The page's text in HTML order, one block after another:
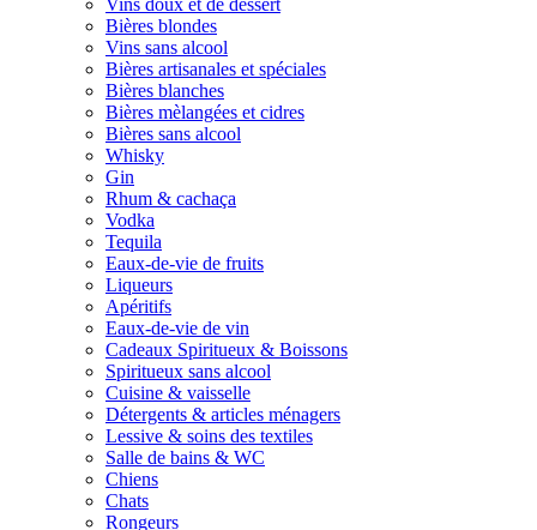
Vins doux et de dessert
Bières blondes
Vins sans alcool
Bières artisanales et spéciales
Bières blanches
Bières mèlangées et cidres
Bières sans alcool
Whisky
Gin
Rhum & cachaça
Vodka
Tequila
Eaux-de-vie de fruits
Liqueurs
Apéritifs
Eaux-de-vie de vin
Cadeaux Spiritueux & Boissons
Spiritueux sans alcool
Cuisine & vaisselle
Détergents & articles ménagers
Lessive & soins des textiles
Salle de bains & WC
Chiens
Chats
Rongeurs